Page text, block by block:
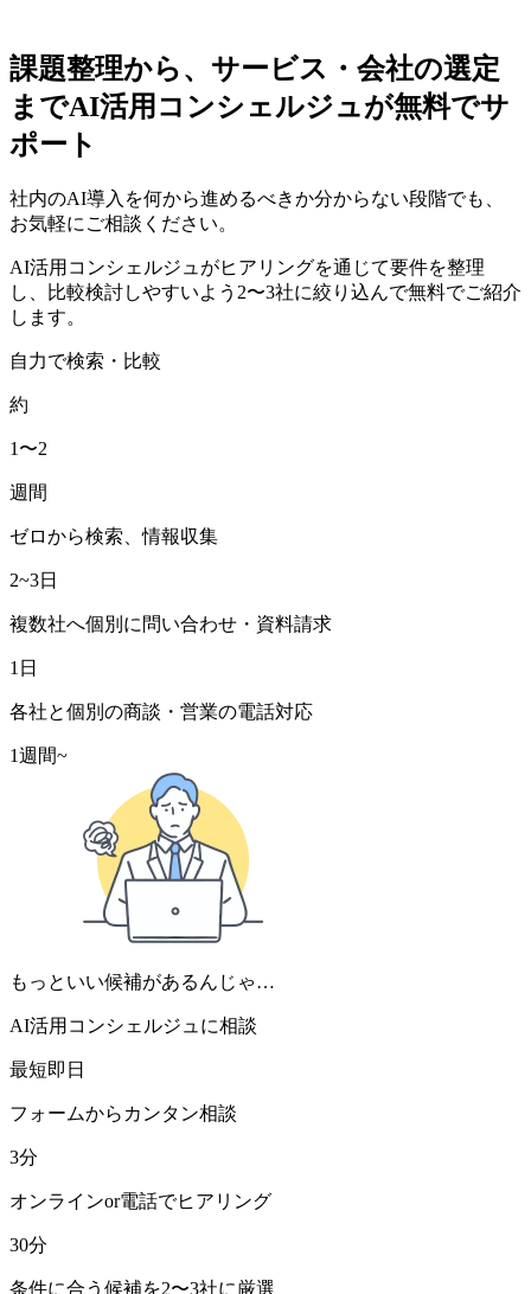
課題整理から、サービス・会社の選定
までAI活用コンシェルジュが無料でサ
ポート
社内のAI導入を何から進めるべきか分からない段階でも、
お気軽にご相談ください。
AI活用コンシェルジュがヒアリングを通じて要件を整理
し、比較検討しやすいよう2〜3社に絞り込んで無料でご紹介
します。
自力で検索・比較
約
1〜2
週間
ゼロから検索、情報収集
2~3日
複数社へ個別に問い合わせ・資料請求
1日
各社と個別の商談・営業の電話対応
1週間~
もっといい候補があるんじゃ…
AI活用コンシェルジュに相談
最短即日
フォームからカンタン相談
3分
オンラインor電話でヒアリング
30分
条件に合う候補を2〜3社に厳選